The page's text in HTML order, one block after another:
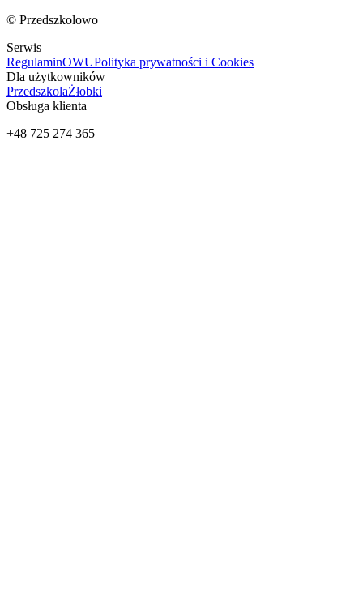
© Przedszkolowo
Serwis
RegulaminOWUPolityka prywatności i Cookies
Dla użytkowników
PrzedszkolaŻłobki
Obsługa klienta
+48 725 274 365